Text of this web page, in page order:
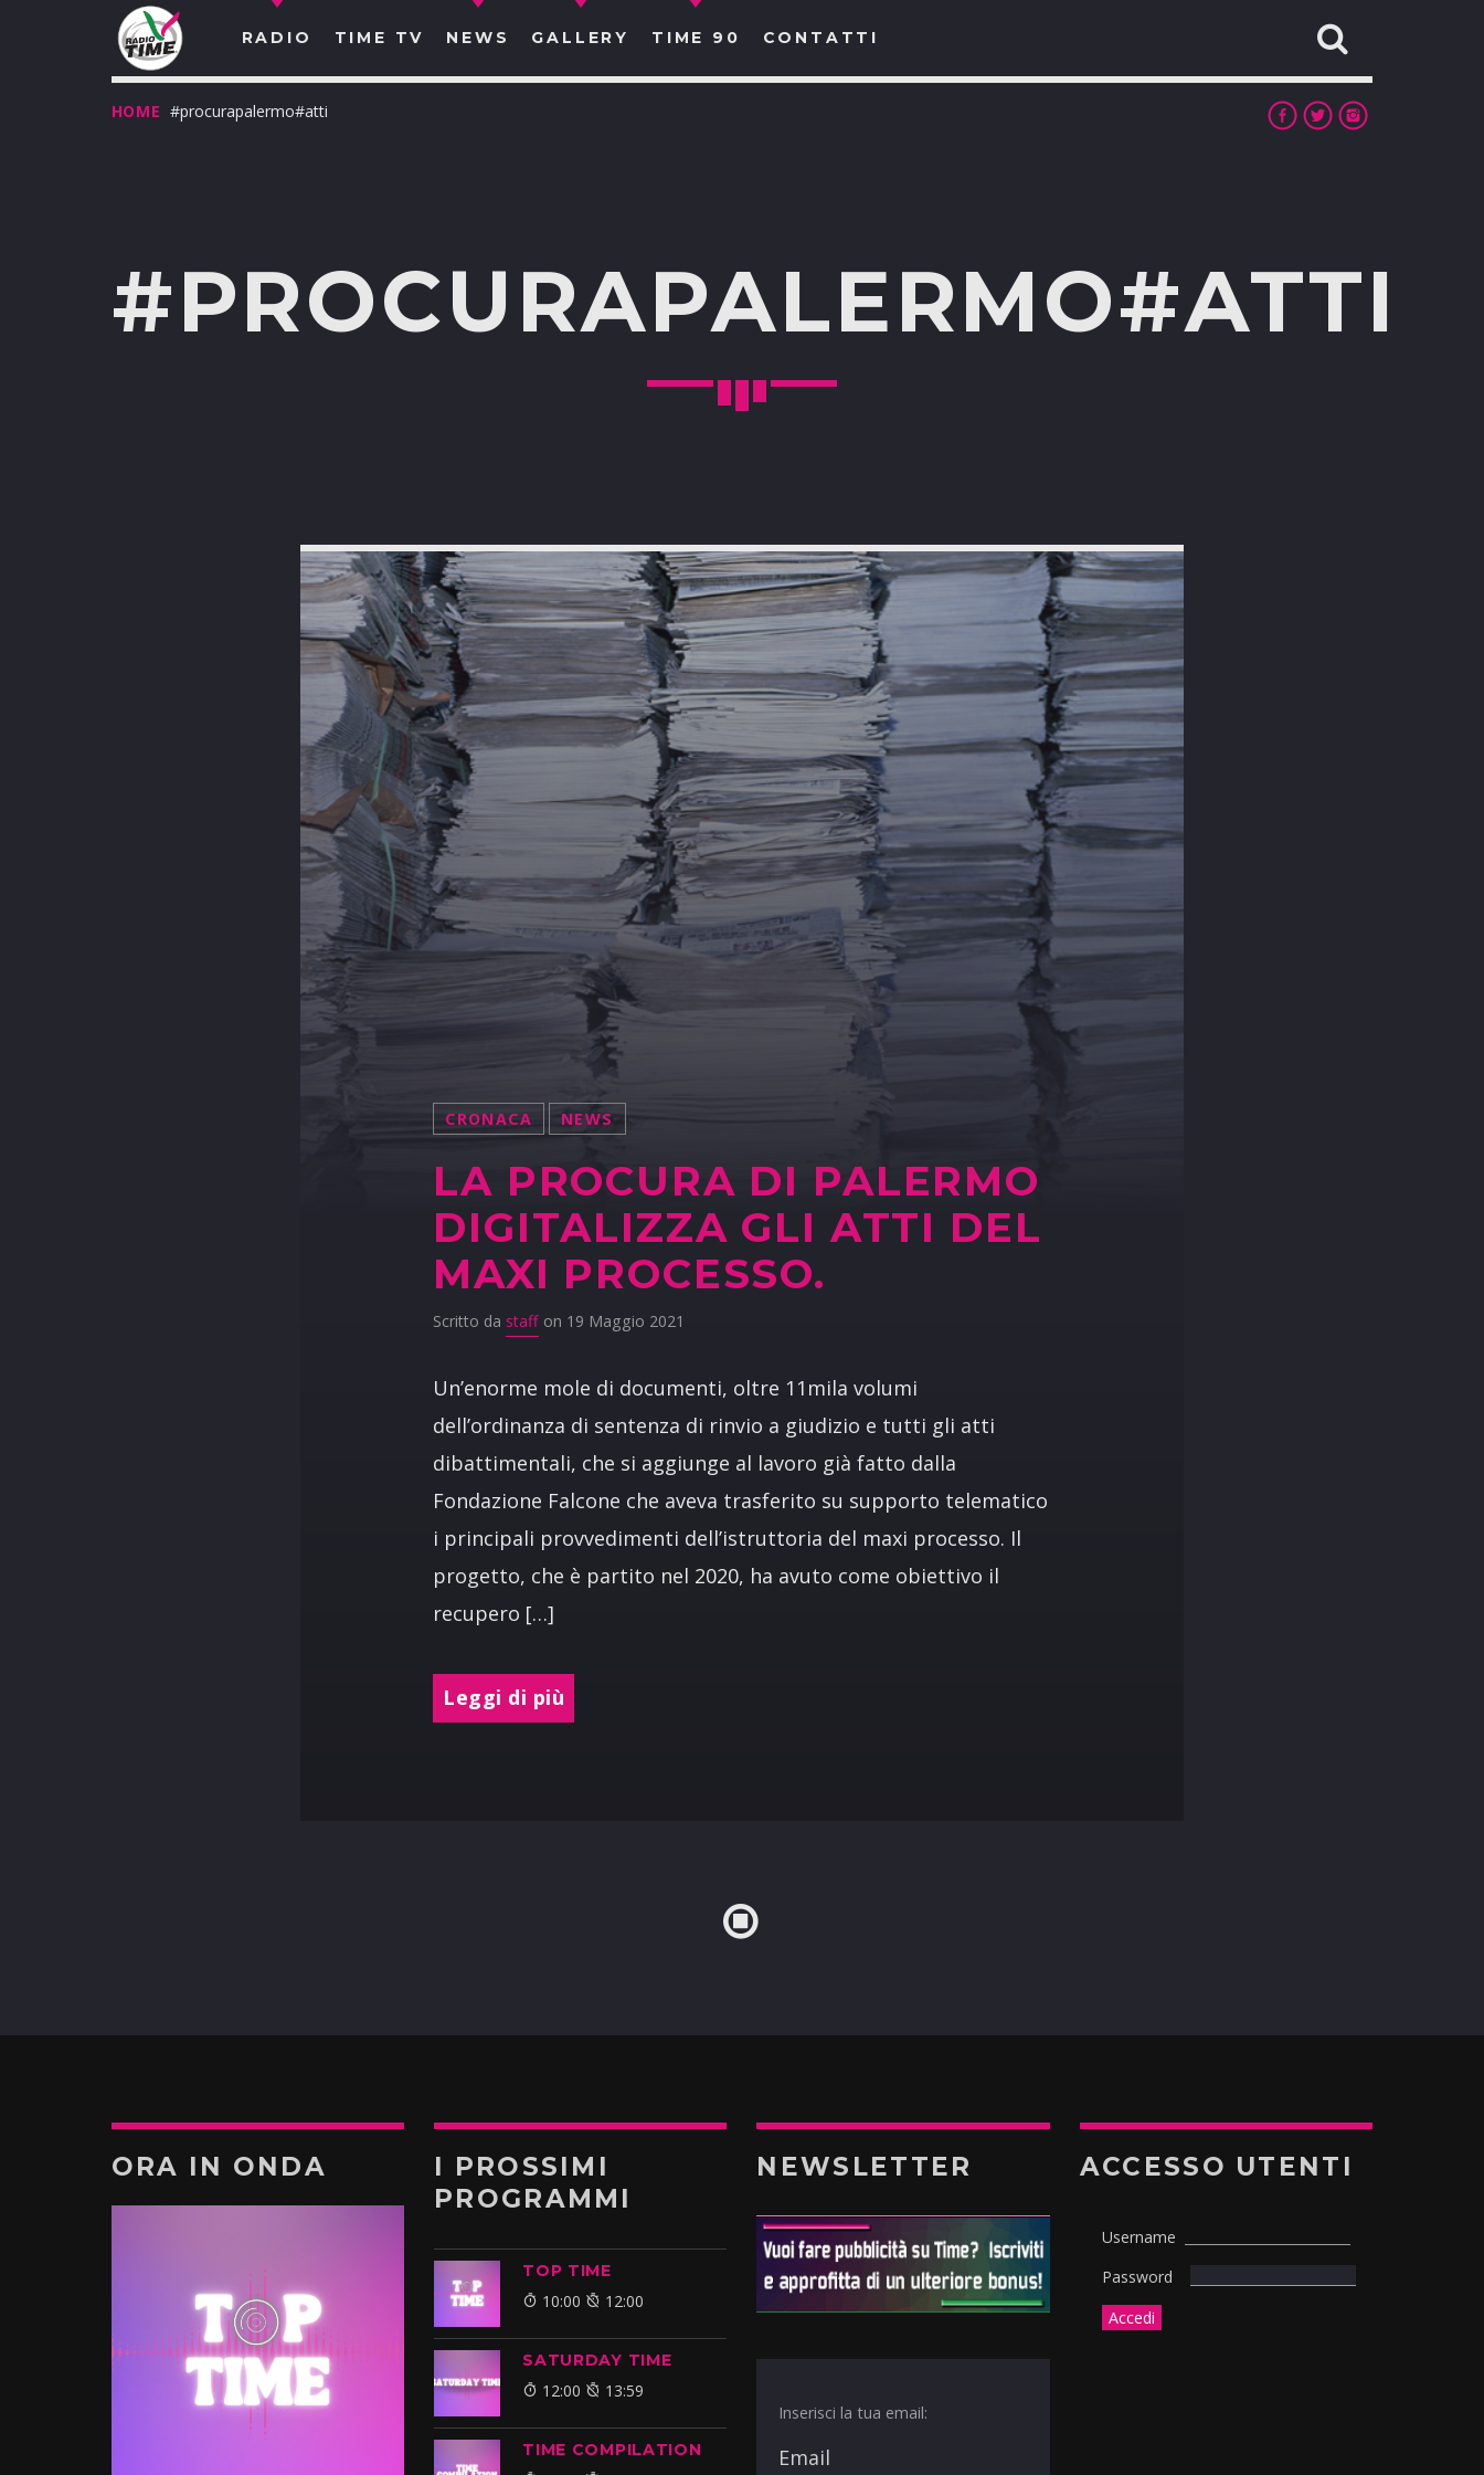
RADIO TIME TV NEWS GALLERY TIME 90 CONTATTI
HOME #procurapalermo#atti
#PROCURAPALERMO#ATTI
CRONACA NEWS
LA PROCURA DI PALERMO
DIGITALIZZA GLI ATTI DEL
MAXI PROCESSO.
Scritto da staff on 19 Maggio 2021
Un’enorme mole di documenti, oltre 11mila volumi
dell’ordinanza di sentenza di rinvio a giudizio e tutti gli atti
dibattimentali, che si aggiunge al lavoro già fatto dalla
Fondazione Falcone che aveva trasferito su supporto telematico
i principali provvedimenti dell’istruttoria del maxi processo. Il
progetto, che è partito nel 2020, ha avuto come obiettivo il
recupero […]
Leggi di più
ORA IN ONDA
I PROSSIMI
PROGRAMMI
TOP TIME
10:00 12:00
SATURDAY TIME
12:00 13:59
TIME COMPILATION
NEWSLETTER
Inserisci la tua email:
ACCESSO UTENTI
Username
Password